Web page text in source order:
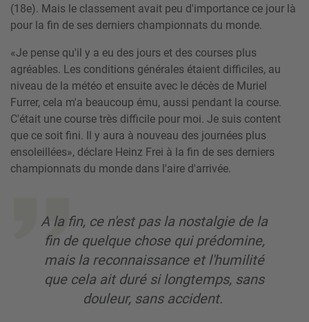
(18e). Mais le classement avait peu d'importance ce jour là
pour la fin de ses derniers championnats du monde.
«Je pense qu'il y a eu des jours et des courses plus
agréables. Les conditions générales étaient difficiles, au
niveau de la météo et ensuite avec le décès de Muriel
Furrer, cela m'a beaucoup ému, aussi pendant la course.
C'était une course très difficile pour moi. Je suis content
que ce soit fini. Il y aura à nouveau des journées plus
ensoleillées», déclare Heinz Frei à la fin de ses derniers
championnats du monde dans l'aire d'arrivée.
A la fin, ce n'est pas la nostalgie de la
fin de quelque chose qui prédomine,
mais la reconnaissance et l'humilité
que cela ait duré si longtemps, sans
douleur, sans accident.